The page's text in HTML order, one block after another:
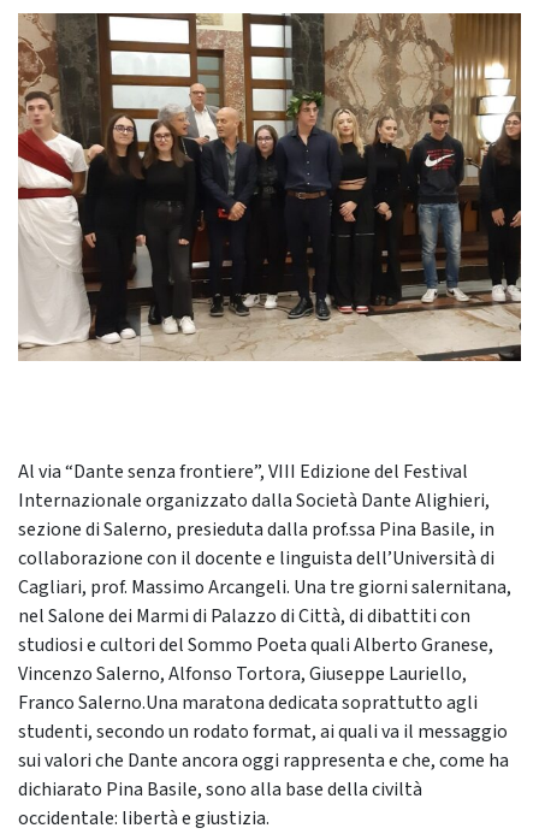
Al via “Dante senza frontiere”, VIII Edizione del Festival
Internazionale organizzato dalla Società Dante Alighieri,
sezione di Salerno, presieduta dalla prof.ssa Pina Basile, in
collaborazione con il docente e linguista dell’Università di
Cagliari, prof. Massimo Arcangeli. Una tre giorni salernitana,
nel Salone dei Marmi di Palazzo di Città, di dibattiti con
studiosi e cultori del Sommo Poeta quali Alberto Granese,
Vincenzo Salerno, Alfonso Tortora, Giuseppe Lauriello,
Franco Salerno.Una maratona dedicata soprattutto agli
studenti, secondo un rodato format, ai quali va il messaggio
sui valori che Dante ancora oggi rappresenta e che, come ha
dichiarato Pina Basile, sono alla base della civiltà
occidentale: libertà e giustizia.